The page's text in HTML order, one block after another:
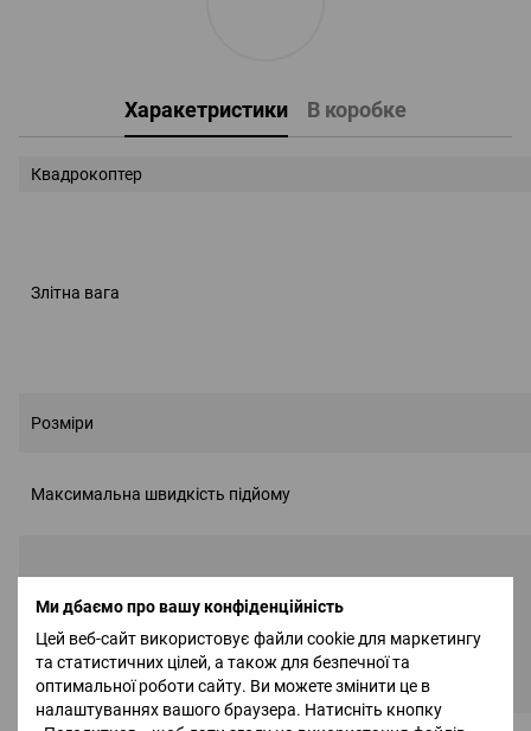
Ми дбаємо про вашу конфіденційність
Цей веб-сайт використовує файли cookie для маркетингу
та статистичних цілей, а також для безпечної та
оптимальної роботи сайту. Ви можете змінити це в
налаштуваннях вашого браузера. Натисніть кнопку
Харакетристики В коробке
Квадрокоптер
Злітна вага
Розміри
Максимальна швидкість підйому